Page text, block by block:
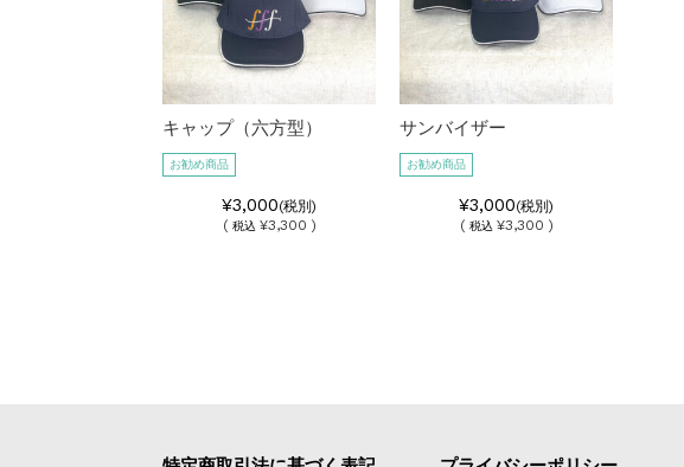
キャップ（六方型）
お勧め商品
¥3,000(税別)
( 税込 ¥3,300 )
サンバイザー
お勧め商品
¥3,000(税別)
( 税込 ¥3,300 )